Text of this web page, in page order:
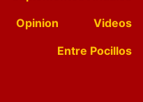
Opinion
Videos
Entre Pocillos